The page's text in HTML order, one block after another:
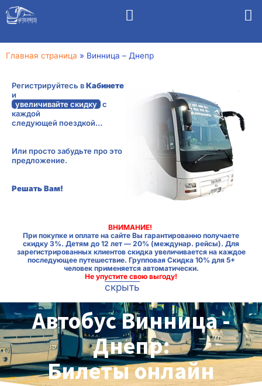
Главная страница » Винница – Днепр
Регистрируйтесь вКабинете
и
увеличивайте скидкус
каждой
следующей поездкой…
Или просто забудьте про это
предложение.
Решать Вам!
ВНИМАНИЕ!
При покупке и оплате на сайте Вы гарантированно получаете
скидку 3%. Детям до 12 лет — 20% (междунар. рейсы). Для
зарегистрированных клиентов скидка увеличивается на каждое
последующее путешествие. Групповая Скидка 10% для 5+
человек применяется автоматически.
Не упустите свою выгоду!
скрыть
Автобус Винница -
Днепр:
Билеты онлайн